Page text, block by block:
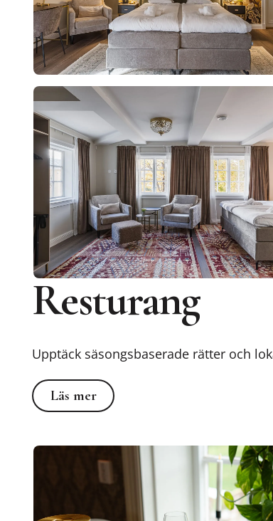
Resturang
Upptäck säsongsbaserade rätter och
Läs mer
Läs mer